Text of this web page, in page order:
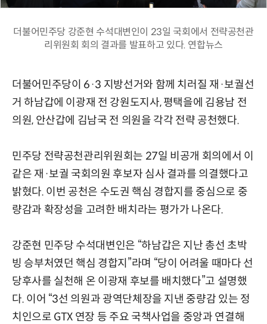
더불어민주당 강준현 수석대변인이 23일 국회에서 전략공천관
리위원회 회의 결과를 발표하고 있다. 연합뉴스
더불어민주당이 6·3 지방선거와 함께 치러질 재·보궐선
거 하남갑에 이광재 전 강원도지사, 평택을에 김용남 전
의원, 안산갑에 김남국 전 의원을 각각 전략 공천했다.
민주당 전략공천관리위원회는 27일 비공개 회의에서 이
같은 재·보궐 국회의원 후보자 심사 결과를 의결했다고
밝혔다. 이번 공천은 수도권 핵심 경합지를 중심으로 중
량감과 확장성을 고려한 배치라는 평가가 나온다.
강준현 민주당 수석대변인은 “하남갑은 지난 총선 초박
빙 승부처였던 핵심 경합지”라며 “당이 어려울 때마다 선
당후사를 실천해 온 이광재 후보를 배치했다”고 설명했
다. 이어 “3선 의원과 광역단체장을 지낸 중량감 있는 정
치인으로 GTX 연장 등 주요 국책사업을 중앙과 연결해